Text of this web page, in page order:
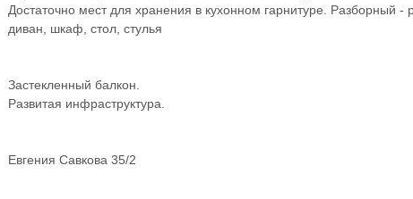
Достаточно мест для хранения в кухонном гарнитуре. Разборный -
диван, шкаф, стол, стулья
Застекленный балкон.
Развитая инфраструктура.
Евгения Савкова 35/2